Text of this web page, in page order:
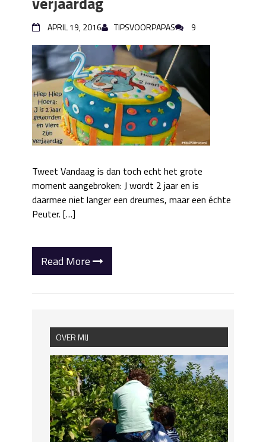
APRIL 19, 2016 TIPSVOORPAPAS 9
Tweet Vandaag is dan toch echt het grote
moment aangebroken: J wordt 2 jaar en is
daarmee niet langer een dreumes, maar een échte
Peuter. […]
Read More
OVER MIJ